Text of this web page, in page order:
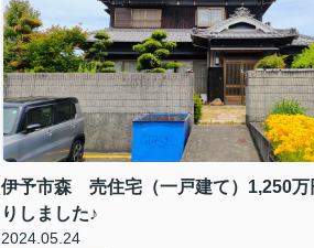
伊予市森 売住宅（一戸建て）1,250万
りしました♪
2024.05.24